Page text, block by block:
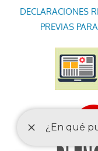
DECLARACIONES
PREVIAS